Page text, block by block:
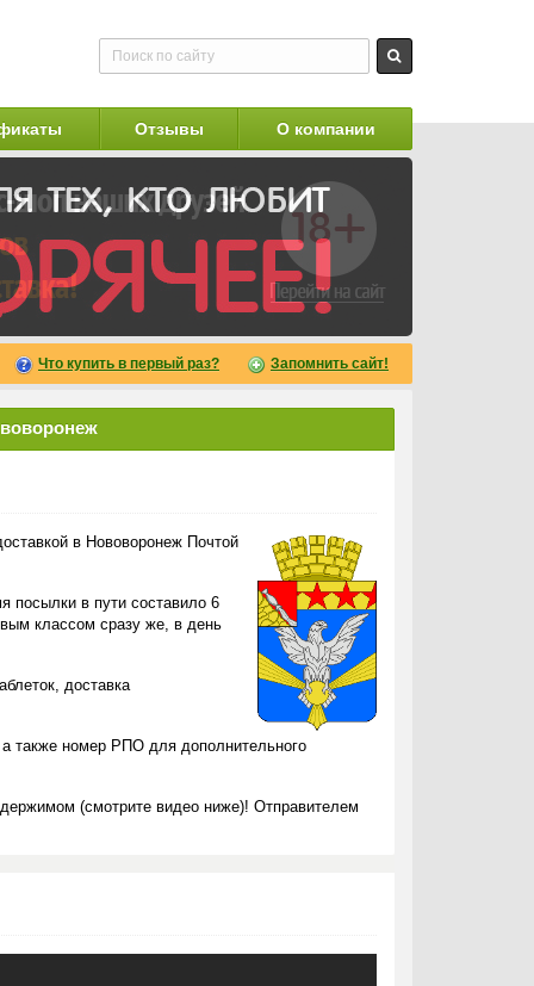
Отзывы О компании
Что купить в первый раз? Запомнить сайт!
в Нововоронеж Почтой
посылки в пути составило 6
классом сразу же, в день
доставка
также номер РПО для дополнительного
(смотрите видео ниже)! Отправителем